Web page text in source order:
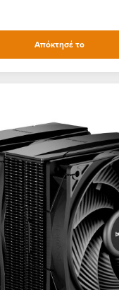
Απόκτησέ το